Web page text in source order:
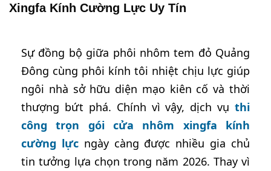
Xingfa Kính Cường Lực Uy Tín
Sự đồng bộ giữa phôi nhôm tem đỏ Quảng
Đông cùng phôi kính tôi nhiệt chịu lực giúp
ngôi nhà sở hữu diện mạo kiên cố và thời
thượng bứt phá. Chính vì vậy, dịch vụ thi
công trọn gói cửa nhôm xingfa kính
cường lựcngày càng được nhiều gia chủ
tin tưởng lựa chọn trong năm 2026. Thay vì